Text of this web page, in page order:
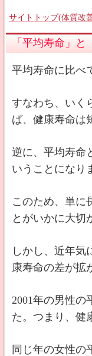
サイトトップ(体質改
「平均寿命」
平均寿命に比べ
すなわち、いく
ば、健康寿命は
逆に、平均寿命
いうことになり
このため、単に
とがいかに大切
しかし、近年気
康寿命の差が拡
2001年の男性の
た。つまり、健
同じ年の女性の